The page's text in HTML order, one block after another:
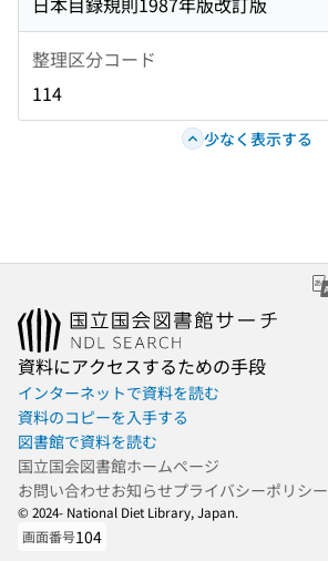
整理区分コード
114
少なく表示する
資料にアクセスするための手段
インターネットで資料を読む
資料のコピーを入手する
図書館で資料を読む
国立国会図書館ホームページ
お問い合わせお知らせプライバシーポリシー
© 2024- National Diet Library, Japan.
画面番号104